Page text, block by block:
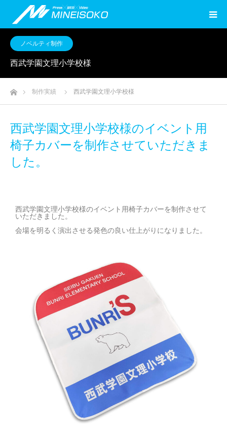
ノベルティ制作
西武学園文理小学校様
ホーム制作実績 西武学園文理小学校様
西武学園文理小学校様のイベント用
椅子カバーを制作させていただきま
した。
西武学園文理小学校様のイベント用椅子カバーを制作させて
いただきました。
会場を明るく演出させる発色の良い仕上がりになりました。